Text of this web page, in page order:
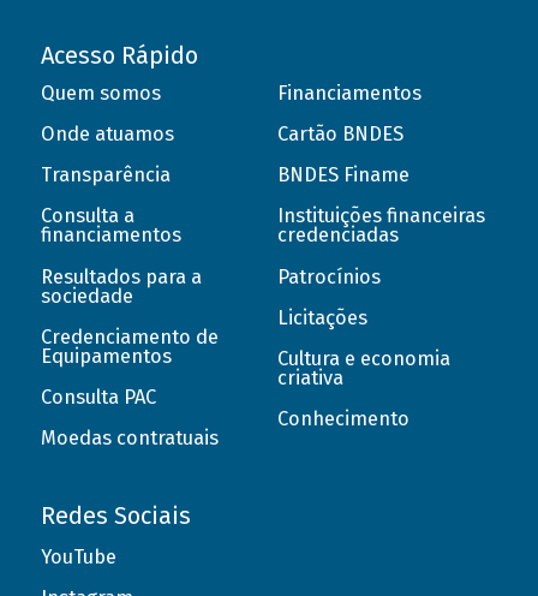
Acesso Rápido
Quem somos
Onde atuamos
Transparência
Consulta a
financiamentos
Resultados para a
sociedade
Credenciamento de
Equipamentos
Consulta PAC
Moedas contratuais
Financiamentos
Cartão BNDES
BNDES Finame
Instituições financeiras
credenciadas
Patrocínios
Licitações
Cultura e economia
criativa
Conhecimento
Redes Sociais
YouTube